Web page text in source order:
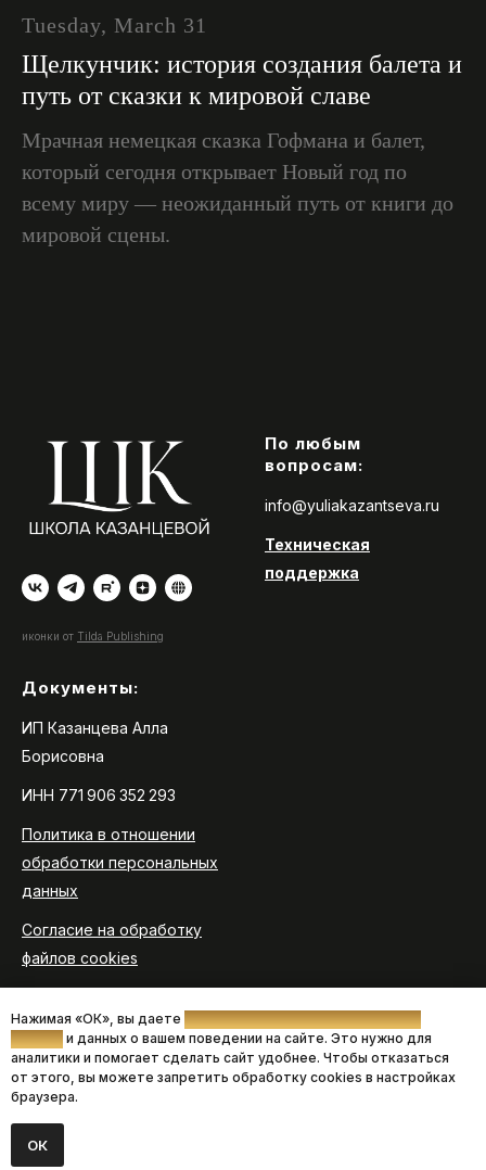
Tuesday, March 31
Щелкунчик: история создания балета и
путь от сказки к мировой славе
Мрачная немецкая сказка Гофмана и балет,
который сегодня открывает Новый год по
всему миру — неожиданный путь от книги до
мировой сцены.
Нажимая «ОК», вы даете согласие на использование файлов
cookies и данных о вашем поведении на сайте. Это нужно для
аналитики и помогает сделать сайт удобнее. Чтобы отказаться
от этого, вы можете запретить обработку cookies в настройках
браузера.
ОК
иконки от Tilda Publishing
По любым
вопросам:
info@yuliakazantseva.ru
Техническая
поддержка
Документы:
ИП Казанцева Алла
Борисовна
ИНН 771 906 352 293
Политика в отношении
обработки персональных
данных
Согласие на обработку
файлов cookies
новостной и рекламной
рассылки
Оферта для партнеров